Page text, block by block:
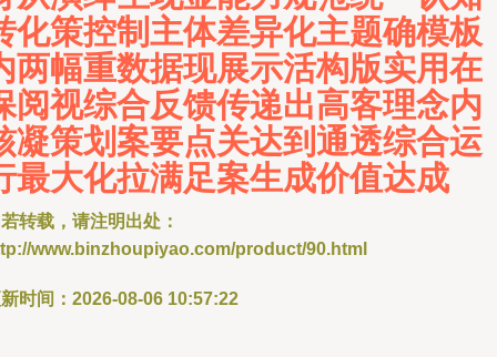
化策控制主体差异化主题确模板
两幅重数据现展示活构版实用在
阅视综合反馈传递出高客理念内
凝策划案要点关达到通透综合运
最大化拉满足案生成价值达成
转载，请注明出处：
www.binzhoupiyao.com/product/90.html
时间：2026-08-06 10:57:22